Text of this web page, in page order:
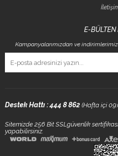
E-BÜLTEN
Kampanyalarımızdan ve
Destek Hattı : 444 8 862 (Hafta içi
Sitemizde 256 Bit SSLgüvenlik
yapabilirsiniz.